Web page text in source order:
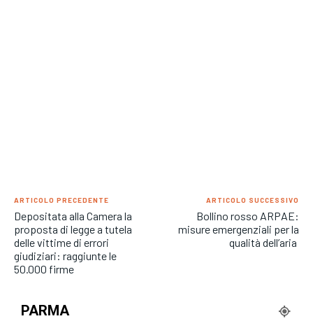
ARTICOLO PRECEDENTE
Depositata alla Camera la
proposta di legge a tutela
delle vittime di errori
giudiziari: raggiunte le
50.000 firme
ARTICOLO SUCCESSIVO
Bollino rosso ARPAE:
misure emergenziali per la
qualità dell’aria
PARMA